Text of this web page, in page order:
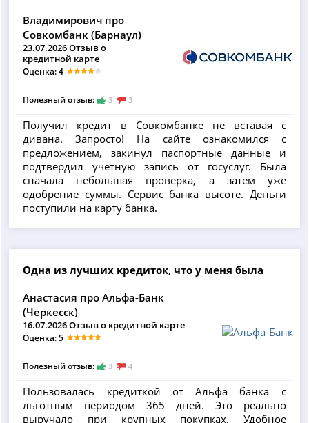
Владимирович про
Совкомбанк (Барнаул)
23.07.2026 Отзыв о
кредитной карте
Оценка: 4
Полезный отзыв: 3 3
Получил кредит в Совкомбанке не вставая с
дивана. Запросто! На сайте ознакомился с
предложением, закинул паспортные данные и
подтвердил учетную запись от госуслуг. Была
сначала небольшая проверка, а затем уже
одобрение суммы. Сервис банка высоте. Деньги
поступили на карту банка.
Одна из лучших кредиток, что у меня была
Анастасия про Альфа-Банк
(Черкесск)
16.07.2026 Отзыв о кредитной карте
Оценка: 5
Полезный отзыв: 3 4
Пользовалась кредиткой от Альфа банка с
льготным периодом 365 дней. Это реально
выручало при крупных покупках. Удобное